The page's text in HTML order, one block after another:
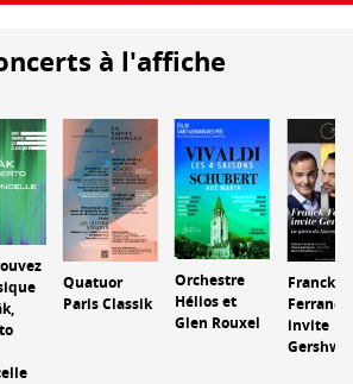
à l'affiche
Quatuor
Paris Classik
Orchestre
Hélios et
Glen Rouxel
Franck
Ferrand
invite